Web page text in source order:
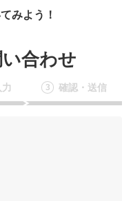
みよう！
合わせ
3 確認・送信